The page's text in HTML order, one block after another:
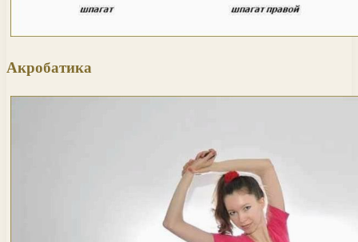
Акробатика